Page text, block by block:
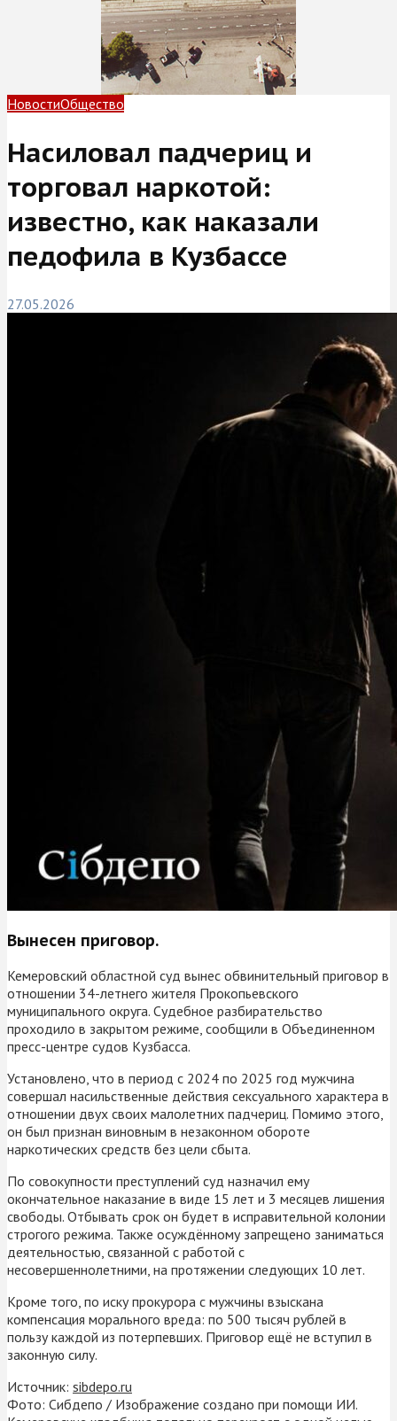
НовостиОбщество
Насиловал падчериц и
торговал наркотой:
известно, как наказали
педофила в Кузбассе
27.05.2026
Вынесен приговор.
Кемеровский областной суд вынес обвинительный приговор в
отношении 34-летнего жителя Прокопьевского
муниципального округа. Судебное разбирательство
проходило в закрытом режиме, сообщили в Объединенном
пресс-центре судов Кузбасса.
Установлено, что в период с 2024 по 2025 год мужчина
совершал насильственные действия сексуального характера в
отношении двух своих малолетних падчериц. Помимо этого,
он был признан виновным в незаконном обороте
наркотических средств без цели сбыта.
По совокупности преступлений суд назначил ему
окончательное наказание в виде 15 лет и 3 месяцев лишения
свободы. Отбывать срок он будет в исправительной колонии
строгого режима. Также осуждённому запрещено заниматься
деятельностью, связанной с работой с
несовершеннолетними, на протяжении следующих 10 лет.
Кроме того, по иску прокурора с мужчины взыскана
компенсация морального вреда: по 500 тысяч рублей в
пользу каждой из потерпевших. Приговор ещё не вступил в
законную силу.
Источник: sibdepo.ru
Фото: Сибдепо / Изображение создано при помощи ИИ.